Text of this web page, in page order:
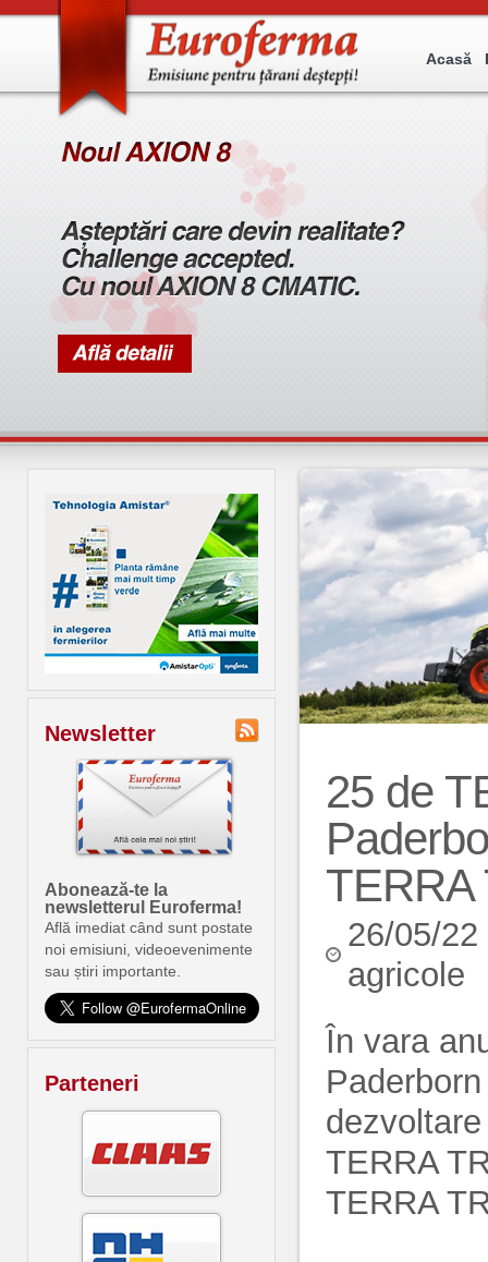
Acasă
Newsletter
Abonează-te la
newsletterul Euroferma!
Află imediat când sunt postate
noi emisiuni, videoevenimente
sau știri importante.
Parteneri
25 de
TERRA
26/05/
agricole
În vara
TERRA
TERRA